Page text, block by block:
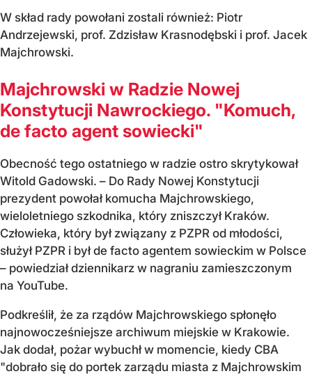
W skład rady powołani zostali również: Piotr
Andrzejewski, prof. Zdzisław Krasnodębski i prof. Jacek
Majchrowski.
Majchrowski w Radzie Nowej
Konstytucji Nawrockiego. "Komuch,
de facto agent sowiecki"
Obecność tego ostatniego w radzie ostro skrytykował
Witold Gadowski. – Do Rady Nowej Konstytucji
prezydent powołał komucha Majchrowskiego,
wieloletniego szkodnika, który zniszczył Kraków.
Człowieka, który był związany z PZPR od młodości,
służył PZPR i był de facto agentem sowieckim w Polsce
– powiedział dziennikarz w nagraniu zamieszczonym
na YouTube.
Podkreślił, że za rządów Majchrowskiego spłonęło
najnowocześniejsze archiwum miejskie w Krakowie.
Jak dodał, pożar wybuchł w momencie, kiedy CBA
"dobrało się do portek zarządu miasta z Majchrowskim